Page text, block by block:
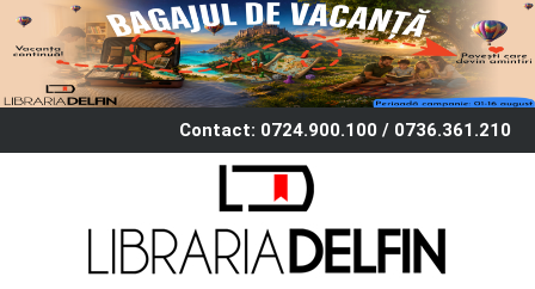
Contact: 0724.900.100 / 0736.361.210